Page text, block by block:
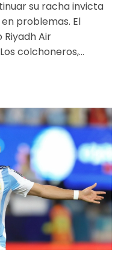
su racha invicta
problemas. El
Riyadh Air
colchoneros,
acortar
Madrid, mientras que
2.